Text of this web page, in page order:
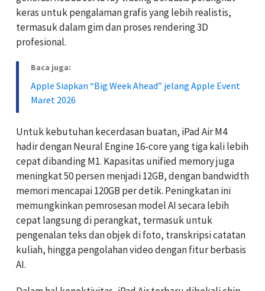
keras untuk pengalaman grafis yang lebih realistis,
termasuk dalam gim dan proses rendering 3D
profesional.
Baca juga:
Apple Siapkan “Big Week Ahead” jelang Apple Event
Maret 2026
Untuk kebutuhan kecerdasan buatan, iPad Air M4
hadir dengan Neural Engine 16-core yang tiga kali lebih
cepat dibanding M1. Kapasitas unified memory juga
meningkat 50 persen menjadi 12GB, dengan bandwidth
memori mencapai 120GB per detik. Peningkatan ini
memungkinkan pemrosesan model AI secara lebih
cepat langsung di perangkat, termasuk untuk
pengenalan teks dan objek di foto, transkripsi catatan
kuliah, hingga pengolahan video dengan fitur berbasis
AI.